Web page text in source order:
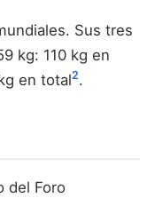
Sus tres
kg: 110 kg en
en total2.
del Foro